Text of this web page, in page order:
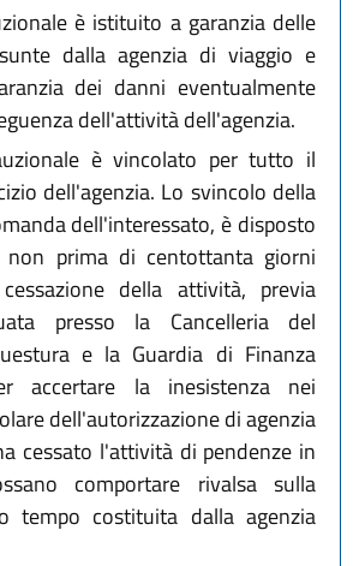
è istituito a garanzia delle
dalla agenzia di viaggio e
dei danni eventualmente
dell'attività dell'agenzia.
è vincolato per tutto il
dell'agenzia. Lo svincolo della
dell'interessato, è disposto
non prima di centottanta giorni
della attività, previa
presso la Cancelleria del
e la Guardia di Finanza
accertare la inesistenza nei
dell'autorizzazione di agenzia
cessato l'attività di pendenze in
comportare rivalsa sulla
tempo costituita dalla agenzia